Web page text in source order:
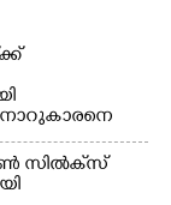
മഴ
ഇടവേളയിൽ
കാഴ്ച.
സിൽക്‌സ്